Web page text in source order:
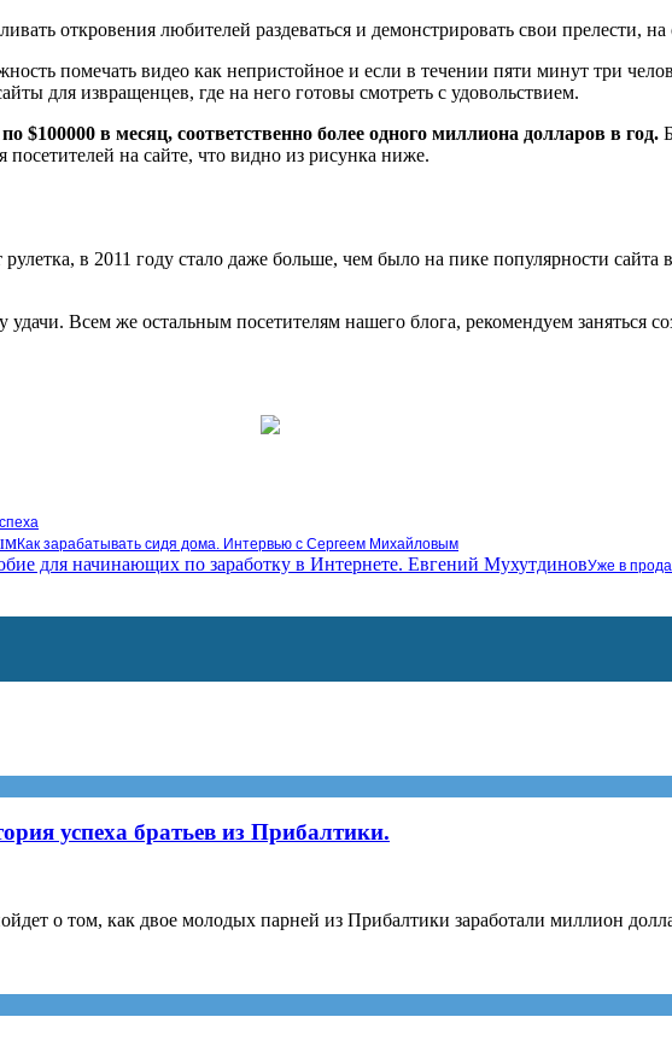
откровения любителей раздеваться и демонстрировать свои прелести,
помечать видео как непристойное и если в течении пяти минут три
для извращенцев, где на него готовы смотреть с удовольствием.
по $100000 в месяц, соответственно более одного миллиона долларов в год.
на сайте, что видно из рисунка ниже.
в 2011 году стало даже больше, чем было на пике популярности сайта
Всем же остальным посетителям нашего блога, рекомендуем заняться
Как зарабатывать сидя дома. Интервью с Сергеем Михайловым
Уже в
успеха братьев из Прибалтики.
о том, как двое молодых парней из Прибалтики заработали миллион